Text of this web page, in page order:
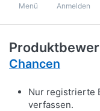
Menü Anmelden
Chancen
Nur registrierte
verfassen.